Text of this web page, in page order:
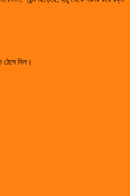
ঠেসে দিল।